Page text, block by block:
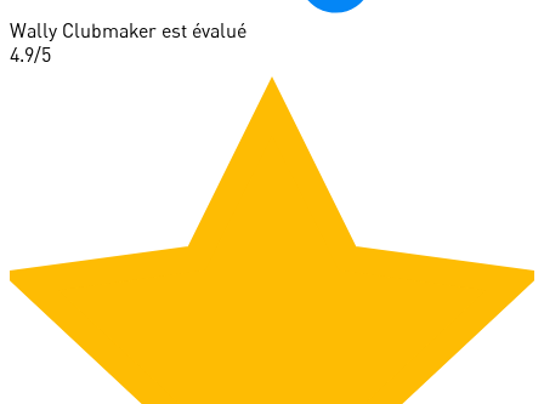
Wally Clubmaker est évalué
4.9/5